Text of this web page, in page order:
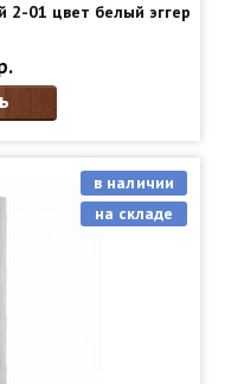
2-01 цвет белый эггер
в наличии
на складе